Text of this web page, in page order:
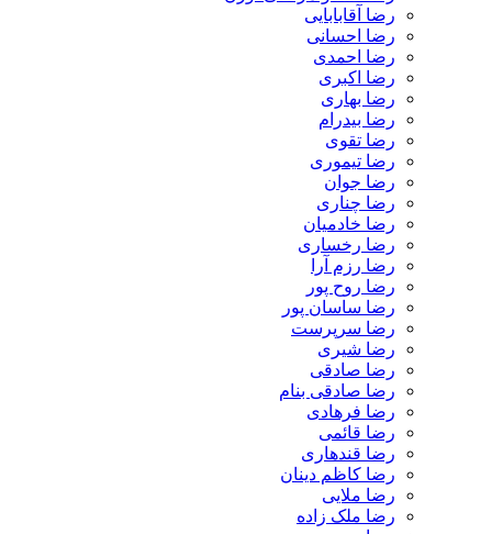
رضا آقابابایی
رضا احسانی
رضا احمدی
رضا اکبری
رضا بهاری
رضا بیدرام
رضا تقوی
رضا تیموری
رضا جوان
رضا چناری
رضا خادمیان
رضا رخساری
رضا رزم آرا
رضا روح پور
رضا ساسان پور
رضا سرپرست
رضا شیری
رضا صادقی
رضا صادقی بنام
رضا فرهادی
رضا قائمی
رضا قندهاری
رضا کاظم دینان
رضا ملایی
رضا ملک زاده